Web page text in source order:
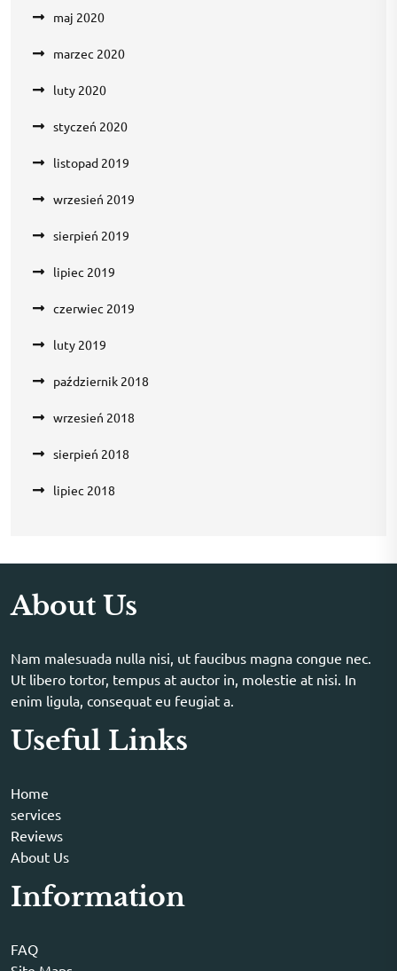
maj 2020
marzec 2020
luty 2020
styczeń 2020
listopad 2019
wrzesień 2019
sierpień 2019
lipiec 2019
czerwiec 2019
luty 2019
październik 2018
wrzesień 2018
sierpień 2018
lipiec 2018
About Us
Nam malesuada nulla nisi, ut faucibus magna congue nec.
Ut libero tortor, tempus at auctor in, molestie at nisi. In
enim ligula, consequat eu feugiat a.
Useful Links
Home
services
Reviews
About Us
Information
FAQ